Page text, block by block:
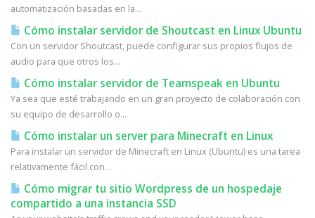
automatización basadas en la...
Cómo instalar servidor de Shoutcast en Linux Ubuntu
Con un servidor Shoutcast, puede configurar sus propios flujos de
audio para que otros los...
Cómo instalar servidor de Teamspeak en Ubuntu
Ya sea que esté trabajando en un gran proyecto de colaboración con
su equipo de desarrollo o...
Cómo instalar un server para Minecraft en Linux
Para instalar un servidor de Minecraft en Linux (Ubuntu) es una tarea
relativamente fácil con...
Cómo migrar tu sitio Wordpress de un hospedaje
compartido a una instancia SSD